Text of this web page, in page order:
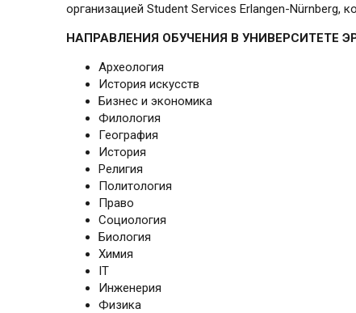
организацией Student Services Erlangen-Nürnberg,
НАПРАВЛЕНИЯ ОБУЧЕНИЯ В УНИВЕРСИТЕТЕ
Археология
История искусств
Бизнес и экономика
Филология
География
История
Религия
Политология
Право
Социология
Биология
Химия
IT
Инженерия
Физика